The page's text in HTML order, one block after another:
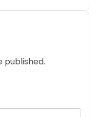
published.